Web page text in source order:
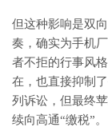
但这种影响是双
奏，确实为手机
者不拒的行事风
在，也直接抑制
列诉讼，但最终
续向高通“缴税”。